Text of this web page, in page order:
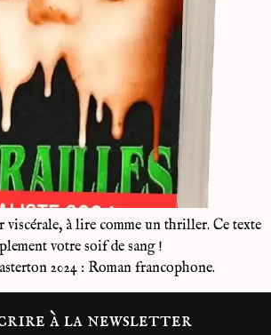
viscérale, à lire comme un thriller. Ce texte
votre soif de sang !
2024 : Roman francophone.
à la newsletter